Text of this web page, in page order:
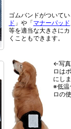
ゴムバンドがついて
ド 」や「マナーパッド
等を適当な大きさに
くこともできます。
←写真
ロは
にし
※低温
ロの